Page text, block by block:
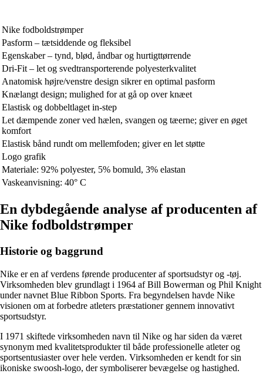
Nike fodboldstrømper
Pasform – tætsiddende og fleksibel
Egenskaber – tynd, blød, åndbar og hurtigttørrende
Dri-Fit – let og svedtransporterende polyesterkvalitet
Anatomisk højre/venstre design sikrer en optimal pasform
Knælangt design; mulighed for at gå op over knæet
Elastisk og dobbeltlaget in-step
Let dæmpende zoner ved hælen, svangen og tæerne; giver en øget
komfort
Elastisk bånd rundt om mellemfoden; giver en let støtte
Logo grafik
Materiale: 92% polyester, 5% bomuld, 3% elastan
Vaskeanvisning: 40° C
En dybdegående analyse af producenten af ​​
Nike fodboldstrømper
Historie og baggrund
Nike er en af verdens førende producenter af sportsudstyr og -tøj.
Virksomheden blev grundlagt i 1964 af Bill Bowerman og Phil Knight
under navnet Blue Ribbon Sports. Fra begyndelsen havde Nike
visionen om at forbedre atleters præstationer gennem innovativt
sportsudstyr.
I 1971 skiftede virksomheden navn til Nike og har siden da været
synonym med kvalitetsprodukter til både professionelle atleter og
sportsentusiaster over hele verden. Virksomheden er kendt for sin
ikoniske swoosh-logo, der symboliserer bevægelse og hastighed.